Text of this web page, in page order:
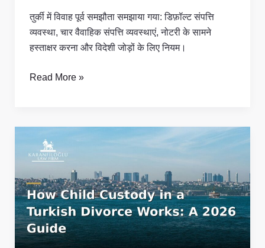
तुर्की में विवाह पूर्व समझौता समझाया गया: डिफ़ॉल्ट संपत्ति
व्यवस्था, चार वैवाहिक संपत्ति व्यवस्थाएं, नोटरी के सामने
हस्ताक्षर करना और विदेशी जोड़ों के लिए नियम।
Read More »
तलाक
में
बच्चों
की
कस्टडी
कैसे
काम